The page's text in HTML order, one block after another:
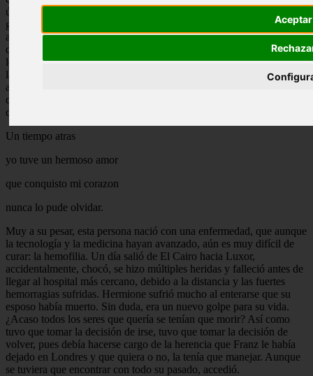
Aceptar
últimos 5 años lejos de sus familias, en el lejano Egipto. Ella una
gran arqueóloga y él un gran embajador. Se alejó por fin de todo
aquello que le había causado tanto dolor; la muerte de sus padres, la
desaparición de su mejor amigo, la pérdida de muchos amigos y casi
le cuesta hasta su propia vida. Tuvo que pensarlo mucho, pero tomó
la decisión que no quería esa vida para su familia, así que renunció
al mundo mágico y siguió su vida normal, en el mundo muggle,
queriendo algo mejor, superando y olvidando todo, porque el tiempo
cura las heridas.
Un tiempo atras
yo tuve un hermoso amor
que conquisto mi corazon
nunca lo pude olvidar.
Muy a su pesar, esta persona nació con una enfermedad, que aunque
la tecnología y la medicina hayan avanzado, aún es muy difícil de
curar: la hemofilia. Un día salió de El Cairo hacia Luxor,
accidentalmente, chocó, se hizo múltiples heridas y falleció antes de
llegar al hospital más cercano, debido a la distancia y las fuertes
hemorragias sufridas. Hermione sufrió mucho al enterarse que su
esposo había muerto. Sin duda, era un nuevo golpe para su vida.
¿Acaso todos los seres que quería se tenían que morir? Así como
tuvo que tomar la decisión de irse, tuvo que tomar la decisión de
volver, pues debía hacerse cargo de la herencia que Franz le había
dejado en Londres y que quiera o no, la tenía que manejar. Aunque
se tuviera que encontrar con todo su pasado, accedió.